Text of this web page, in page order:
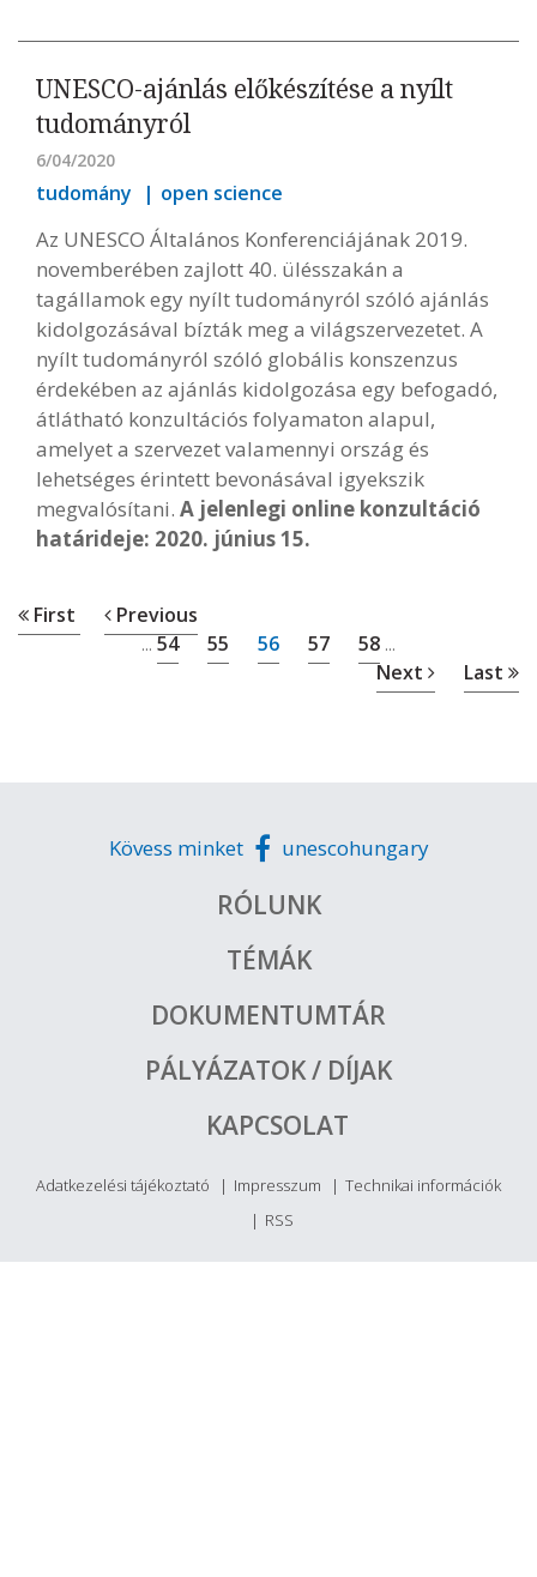
UNESCO-ajánlás előkészítése a nyílt
tudományról
6/04/2020
tudomány open science
Az UNESCO Általános Konferenciájának 2019.
novemberében zajlott 40. ülésszakán a
tagállamok egy nyílt tudományról szóló ajánlás
kidolgozásával bízták meg a világszervezetet. A
nyílt tudományról szóló globális konszenzus
érdekében az ajánlás kidolgozása egy befogadó,
átlátható konzultációs folyamaton alapul,
amelyet a szervezet valamennyi ország és
lehetséges érintett bevonásával igyekszik
megvalósítani. A jelenlegi online konzultáció
határideje: 2020. június 15.
First Previous
... 54 55 56 57 58 ...
Next Last
Kövess minket unescohungary
RÓLUNK
TÉMÁK
DOKUMENTUMTÁR
PÁLYÁZATOK / DÍJAK
KAPCSOLAT
Adatkezelési tájékoztató Impresszum
Technikai információk
RSS